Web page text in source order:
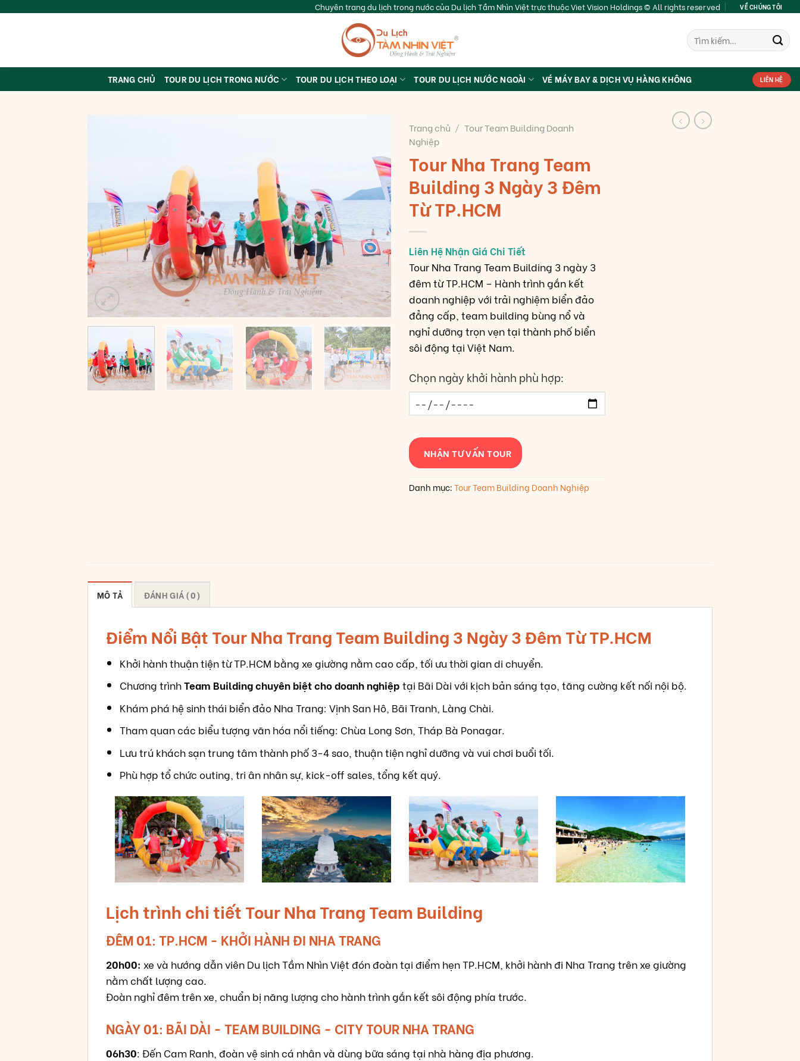
Chuyên trang du lịch trong nước của Du lịch Tầm Nhìn Việt trực thuộc Viet Vision Holdings © All rights reserved VỀ CHÚNG TÔI
Tìm
kiếm:
TRANG CHỦ TOUR DU LỊCH TRONG NƯỚC TOUR DU LỊCH THEO LOẠI TOUR DU LỊCH NƯỚC NGOÀI VÉ MÁY BAY & DỊCH VỤ HÀNG KHÔNG LIÊN HỆ
Trang chủ / Tour Team Building Doanh
Nghiệp
Tour Nha Trang Team
Building 3 Ngày 3 Đêm
Từ TP.HCM
Tour Nha Trang Team Building 3 ngày 3
đêm từ TP.HCM – Hành trình gắn kết
doanh nghiệp với trải nghiệm biển đảo
đẳng cấp, team building bùng nổ và
nghỉ dưỡng trọn vẹn tại thành phố biển
sôi động tại Việt Nam.
Chọn ngày khởi hành phù hợp:
NHẬN TƯ VẤN TOUR
Danh mục:Tour Team Building Doanh Nghiệp
MÔ TẢ ĐÁNH GIÁ (0)
Điểm Nổi Bật Tour Nha Trang Team Building 3 Ngày 3 Đêm Từ TP.HCM
Khởi hành thuận tiện từ TP.HCM bằng xe giường nằm cao cấp, tối ưu thời gian di chuyển.
Chương trìnhTeam Building chuyên biệt cho doanh nghiệptại Bãi Dài với kịch bản sáng tạo, tăng cường kết nối nội bộ.
Khám phá hệ sinh thái biển đảo Nha Trang: Vịnh San Hô, Bãi Tranh, Làng Chài.
Tham quan các biểu tượng văn hóa nổi tiếng: Chùa Long Sơn, Tháp Bà Ponagar.
Lưu trú khách sạn trung tâm thành phố 3-4 sao, thuận tiện nghỉ dưỡng và vui chơi buổi tối.
Phù hợp tổ chức outing, tri ân nhân sự, kick-off sales, tổng kết quý.
Lịch trình chi tiết Tour Nha Trang Team Building
ĐÊM 01: TP.HCM - KHỞI HÀNH ĐI NHA TRANG
20h00: xe và hướng dẫn viên Du lịch Tầm Nhìn Việt đón đoàn tại điểm hẹn TP.HCM, khởi hành đi Nha Trang trên xe giường
nằm chất lượng cao.
Đoàn nghỉ đêm trên xe, chuẩn bị năng lượng cho hành trình gắn kết sôi động phía trước.
NGÀY 01: BÃI DÀI - TEAM BUILDING - CITY TOUR NHA TRANG
06h30: Đến Cam Ranh, đoàn vệ sinh cá nhân và dùng bữa sáng tại nhà hàng địa phương.